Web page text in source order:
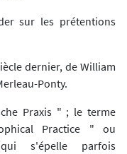
sur les prétentions
dernier, de William
Ponty.
Praxis " ; le terme
Practice " ou
s'épelle parfois